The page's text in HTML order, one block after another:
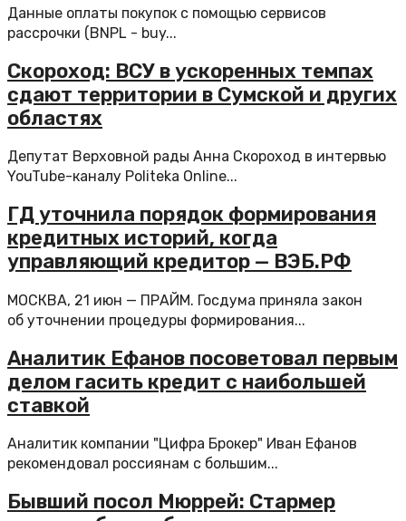
Данные оплаты покупок с помощью сервисов
рассрочки (BNPL - buy...
Скороход: ВСУ в ускоренных темпах
сдают территории в Сумской и других
областях
Депутат Верховной рады Анна Скороход в интервью
YouTube-каналу Politeka Online...
ГД уточнила порядок формирования
кредитных историй, когда
управляющий кредитор — ВЭБ.РФ
МОСКВА, 21 июн — ПРАЙМ. Госдума приняла закон
об уточнении процедуры формирования...
Аналитик Ефанов посоветовал первым
делом гасить кредит с наибольшей
ставкой
Аналитик компании "Цифра Брокер" Иван Ефанов
рекомендовал россиянам с большим...
Бывший посол Мюррей: Стармер